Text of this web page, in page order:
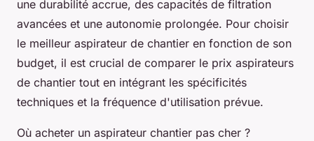
une durabilité accrue, des capacités de filtration
avancées et une autonomie prolongée. Pour choisir
le meilleur aspirateur de chantier en fonction de son
budget, il est crucial de comparer le prix aspirateurs
de chantier tout en intégrant les spécificités
techniques et la fréquence d'utilisation prévue.
Où acheter un aspirateur chantier pas cher ?